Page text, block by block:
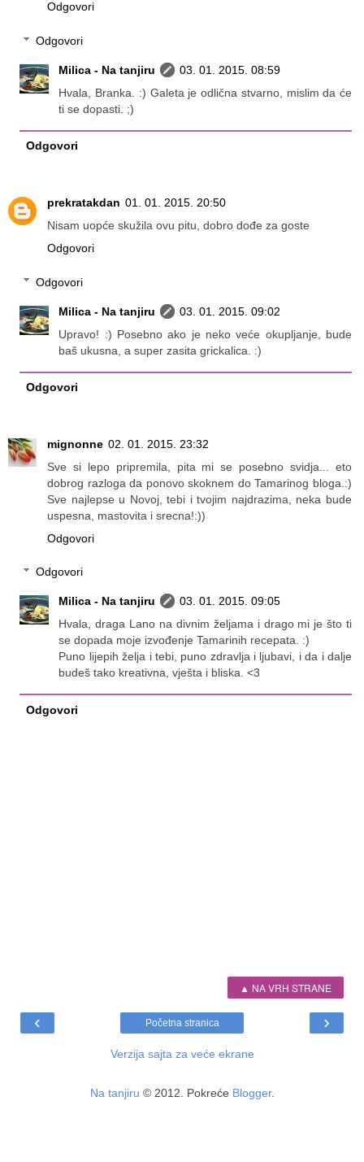
Odgovori
Odgovori
Milica - Na tanjiru
03. 01. 2015. 08:59
Hvala, Branka. :) Galeta je odlična stvarno, mislim da će
ti se dopasti. ;)
Odgovori
prekratakdan 01. 01. 2015. 20:50
Nisam uopće skužila ovu pitu, dobro dođe za goste
Odgovori
Odgovori
Milica - Na tanjiru
03. 01. 2015. 09:02
Upravo! :) Posebno ako je neko veće okupljanje, bude
baš ukusna, a super zasita grickalica. :)
Odgovori
mignonne 02. 01. 2015. 23:32
Sve si lepo pripremila, pita mi se posebno svidja... eto
dobrog razloga da ponovo skoknem do Tamarinog bloga.:)
Sve najlepse u Novoj, tebi i tvojim najdrazima, neka bude
uspesna, mastovita i srecna!:))
Odgovori
Odgovori
Milica - Na tanjiru
03. 01. 2015. 09:05
Hvala, draga Lano na divnim željama i drago mi je što ti
se dopada moje izvođenje Tamarinih recepata. :)
Puno lijepih želja i tebi, puno zdravlja i ljubavi, i da i dalje
budeš tako kreativna, vješta i bliska. <3
Odgovori
▲ NA VRH STRANE
‹ ›
Početna stranica
Verzija sajta za veće ekrane
Na tanjiru © 2012. Pokreće Blogger.